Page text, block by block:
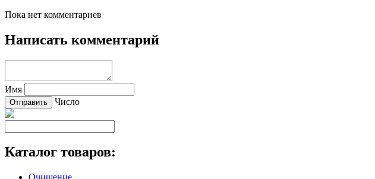
Пока нет комментариев
Написать комментарий
Имя
Число
Каталог товаров: